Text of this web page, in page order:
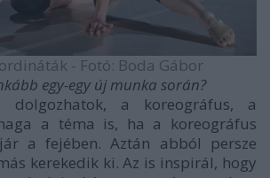
- Fotó: Boda Gábor
egy-egy új munka során?
dolgozhatok, a koreográfus, a
a téma is, ha a koreográfus
a fejében. Aztán abból persze
kerekedik ki. Az is inspirál, hogy